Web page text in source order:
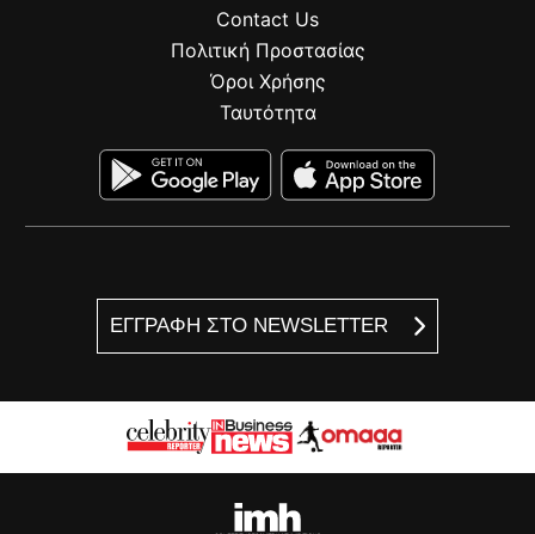
ΕΓΓΡΑΦΗ ΣΤΟ NEWSLETTER
Contact Us
Πολιτική Προστασίας
Όροι Χρήσης
Ταυτότητα